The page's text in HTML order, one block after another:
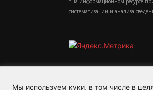
Мы используем куки, в том числе в
систематизации и анализа